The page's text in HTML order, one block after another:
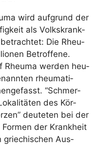
wird auf­grund der
als Volks­krank­
Die Rheu­
Betrof­fe­ne.
Rheu­ma wer­den heu­
rheu­ma­ti­
“Schmer­
des Kör­
deu­te­ten bei der
der Krank­heit
grie­chi­schen Aus­